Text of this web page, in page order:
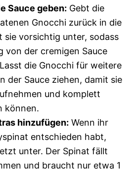
Sauce geben: Gebt die
Gnocchi zurück in die
sie vorsichtig unter, sodass
von der cremigen Sauce
die Gnocchi für weitere
der Sauce ziehen, damit sie
und komplett
können.
hinzufügen: Wenn ihr
entschieden habt,
unter. Der Spinat fällt
und braucht nur etwa 1